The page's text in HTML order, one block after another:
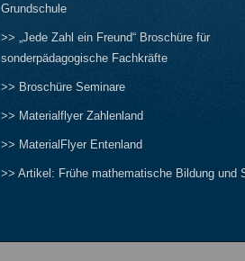
Grundschule
>> „Jede Zahl ein Freund“ Broschüre für
sonderpädagogische Fachkräfte
>> Broschüre Seminare
>> Materialflyer Zahlenland
>> MaterialFlyer Entenland
>> Artikel: Frühe mathematische Bildung und